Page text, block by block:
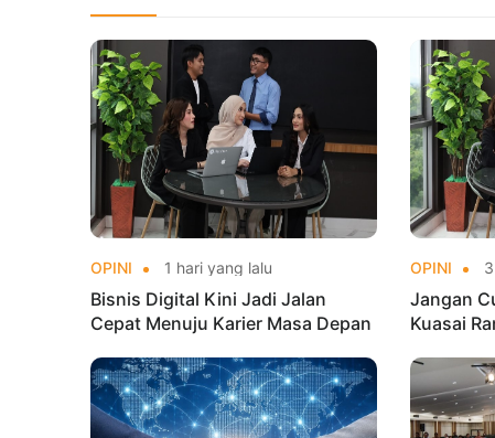
OPINI 1 hari yang lalu
Bisnis Digital Kini Jadi Jalan
Cepat Menuju Karier Masa Depan
OPINI
Jangan
Kuasai